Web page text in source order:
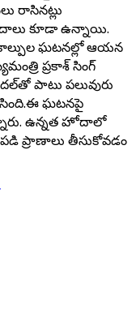
రాసినట్లు
కూడా ఉన్నాయి.
ఘటనల్లో ఆయన
ప్రకాశ్ సింగ్
పాటు పలువురు
ఘటనపై
ఉన్నత హోదాలో
ప్రాణాలు తీసుకోవడం